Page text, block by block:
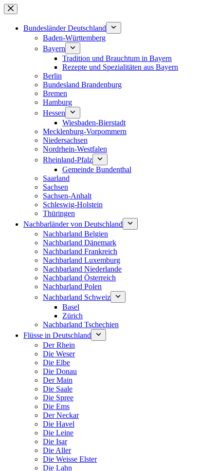
Zum
Inhalt
springenBundesländer Deutschland
Baden-Württemberg
Bayern
Tradition und Brauchtum in Bayern
Rezepte und Spezialitäten aus Bayern
Berlin
Bundesland Brandenburg
Bremen
Hamburg
Hessen
Wiesbaden-Bierstadt
Mecklenburg-Vorpommern
Niedersachsen
Nordrhein-Westfalen
Rheinland-Pfalz
Gemeinde Bundenthal
Saarland
Sachsen
Sachsen-Anhalt
Schleswig-Holstein
Thüringen
Nachbarländer von Deutschland
Nachbarland Belgien
Nachbarland Dänemark
Nachbarland Frankreich
Nachbarland Luxemburg
Nachbarland Niederlande
Nachbarland Österreich
Nachbarland Polen
Nachbarland Schweiz
Basel
Zürich
Nachbarland Tschechien
Flüsse in Deutschland
Der Rhein
Die Weser
Die Elbe
Die Donau
Der Main
Die Saale
Die Spree
Die Ems
Der Neckar
Die Havel
Die Leine
Die Isar
Die Aller
Die Weisse Elster
Die Lahn